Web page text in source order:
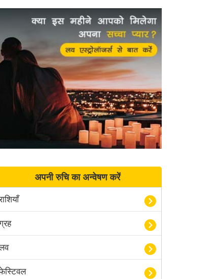
अपनी रुचि का अन्वेषण करें